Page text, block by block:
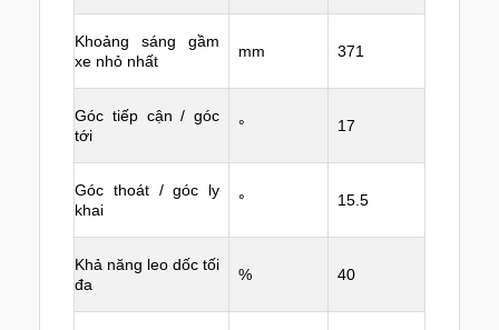
Khoảng sáng gầm
xe nhỏ nhất
mm 371
Góc tiếp cận / góc
tới
° 17
Góc thoát / góc ly
khai
° 15.5
Khả năng leo dốc tối
đa
% 40